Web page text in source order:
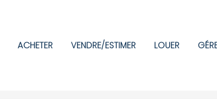
ACHETER VENDRE/ESTIMER LOUER